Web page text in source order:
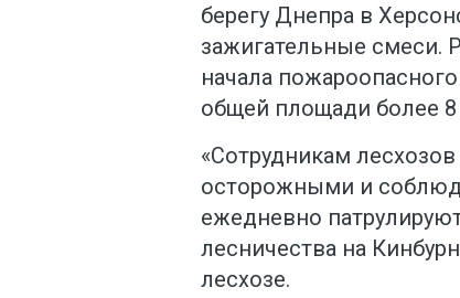
берегу Днепра в
зажигательные смеси.
начала
общей площади более
«Сотрудникам
осторожными и
ежедневно
лесничества на
лесхозе.